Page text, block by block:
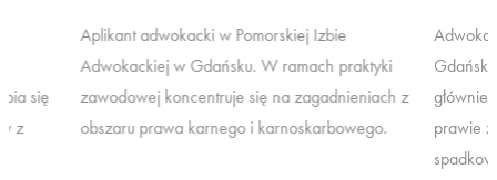
się
z
Aplikant adwokacki w Pomorskiej Izbie
Adwokackiej w Gdańsku. W ramach praktyki
zawodowej koncentruje się na zagadnieniach z
obszaru prawa karnego i karnoskarbowego.
głównie
prawie